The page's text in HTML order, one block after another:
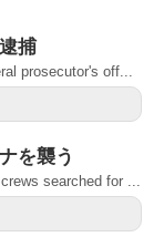
捕
prosecutor's off...
を襲う
searched for ...